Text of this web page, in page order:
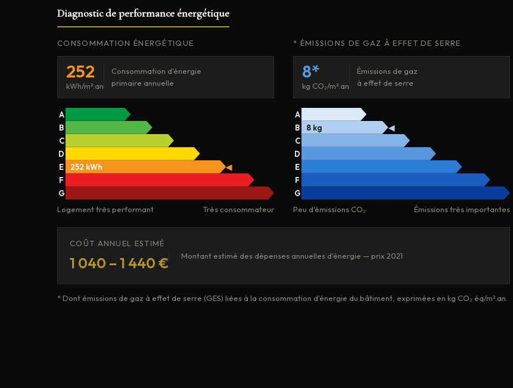
Diagnostic de performance énergétique
CONSOMMATION ÉNERGÉTIQUE
252
kWh/m².an
Consommation d'énergie
primaire annuelle
A
B
C
D
E
252 kWh
◀
F
G
Logement très performant
Très consommateur
* ÉMISSIONS DE GAZ À EFFET DE SERRE
8*
kg CO₂/m².an
Émissions de gaz
à effet de serre
A
B
8 kg
◀
C
D
E
F
G
Peu d'émissions CO₂
Émissions très importantes
COÛT ANNUEL ESTIMÉ
1 040 – 1 440 € Montant estimé des dépenses annuelles d'énergie — prix 2021
* Dont émissions de gaz à effet de serre (GES) liées à la consommation d'énergie du bâtiment, exprimées en kg CO₂ éq/m².an.